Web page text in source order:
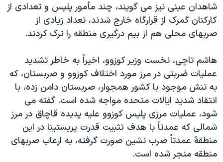
سفر پرزیدنت ترامپ به چین
شاهدان عينی نيز می گويند، چند مأمور پليس و تعدادی از
کارکنان گمرک از قرارگاه خارج شدند، تعداد زيادی از
صربهای محلی هم از بيم درگيری منطقه را ترک کردند.
هاشم تاچی، نخست وزير کوزوو، اخيراً به خاطر تشديد
عمليات ضربتی در مرز مورد اختلاف کوزوو و صربستان، که
به تنش موجود با کشور همجوار، صربستان دامن زده، با
انتقاد شديد ايالات متحده مواجه شده است. گفته می
شود، عمليات مرزی پليس کوزوو عليه پديده قاچاق در مرز
شمالی که عمدتاً با هدف تثبيت قدرت پريستينا در اين
منطقۀ عمدتاً صرب نشين صورت گرفته، به ارعاب صربهای
منطقه منجر شده است.